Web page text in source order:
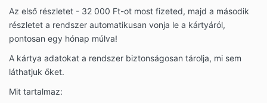
Az első részletet - 32 000 Ft-ot most fizeted, majd a második
részletet a rendszer automatikusan vonja le a kártyáról,
pontosan egy hónap múlva!
A kártya adatokat a rendszer biztonságosan tárolja, mi sem
láthatjuk őket.
Mit tartalmaz: